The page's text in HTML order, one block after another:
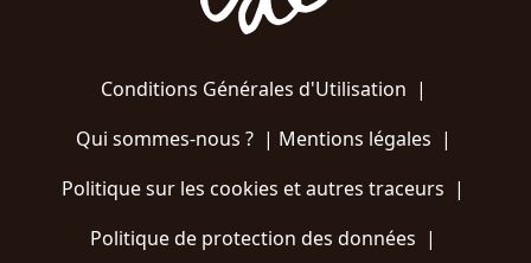
Conditions Générales d'Utilisation |
Qui sommes-nous ?| Mentions légales |
Politique sur les cookies et autres traceurs |
Politique de protection des données |